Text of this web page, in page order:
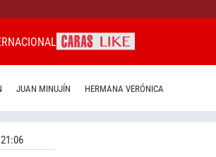
JUAN MINUJÍN HERMANA VERÓNICA